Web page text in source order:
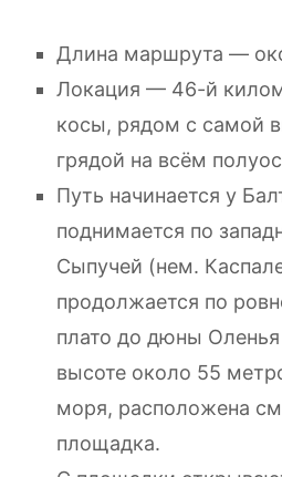
Длина маршрута —
Локация — 46-й
косы, рядом с самой
грядой на всём
Путь начинается у
поднимается по
Сыпучей (нем.
продолжается по
плато до дюны
высоте около 55
моря, расположена
площадка.